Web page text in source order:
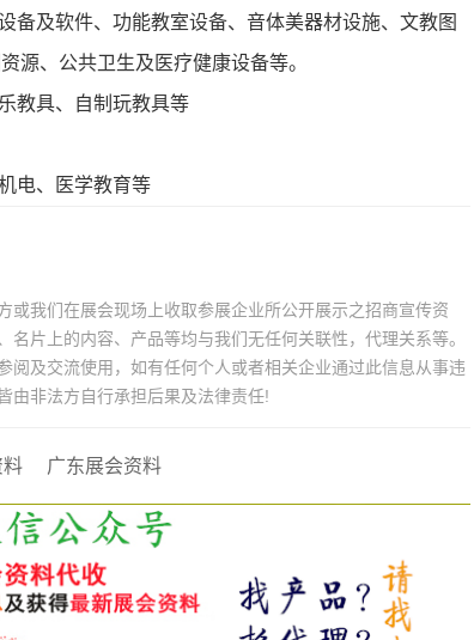
备及软件、功能教室设备、音体美器材设施、文教图
源、公共卫生及医疗健康设备等。
教具、自制玩教具等
电、医学教育等
或我们在展会现场上收取参展企业所公开展示之招商宣传资
片上的内容、产品等均与我们无任何关联性，代理关系等。
阅及交流使用，如有任何个人或者相关企业通过此信息从事违
由非法方自行承担后果及法律责任!
料 广东展会资料